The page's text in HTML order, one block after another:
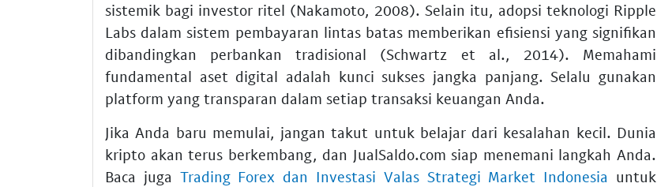
sistemik bagi investor ritel (Nakamoto, 2008). Selain itu, adopsi teknologi Ripple
Labs dalam sistem pembayaran lintas batas memberikan efisiensi yang signifikan
dibandingkan perbankan tradisional (Schwartz et al., 2014). Memahami
fundamental aset digital adalah kunci sukses jangka panjang. Selalu gunakan
platform yang transparan dalam setiap transaksi keuangan Anda.
Jika Anda baru memulai, jangan takut untuk belajar dari kesalahan kecil. Dunia
kripto akan terus berkembang, dan JualSaldo.com siap menemani langkah Anda.
Baca juga Trading Forex dan Investasi Valas Strategi Market Indonesia untuk